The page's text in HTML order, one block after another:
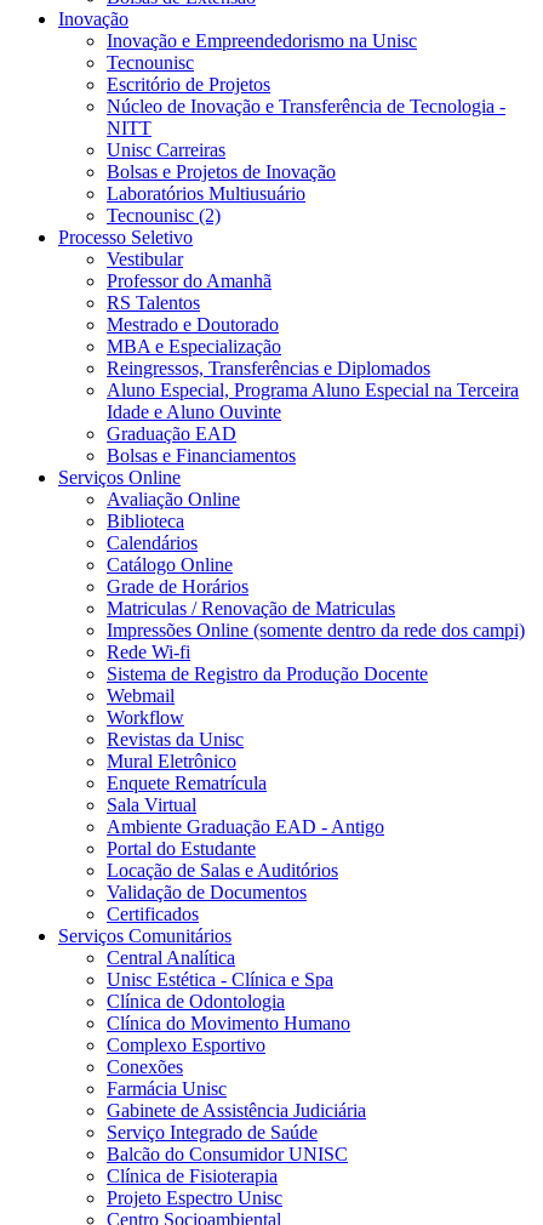
Inovação
Inovação e Empreendedorismo na Unisc
Tecnounisc
Escritório de Projetos
Núcleo de Inovação e Transferência de Tecnologia -
NITT
Unisc Carreiras
Bolsas e Projetos de Inovação
Laboratórios Multiusuário
Tecnounisc (2)
Processo Seletivo
Vestibular
Professor do Amanhã
RS Talentos
Mestrado e Doutorado
MBA e Especialização
Reingressos, Transferências e Diplomados
Aluno Especial, Programa Aluno Especial na Terceira
Idade e Aluno Ouvinte
Graduação EAD
Bolsas e Financiamentos
Serviços Online
Avaliação Online
Biblioteca
Calendários
Catálogo Online
Grade de Horários
Matriculas / Renovação de Matriculas
Impressões Online (somente dentro da rede dos campi)
Rede Wi-fi
Sistema de Registro da Produção Docente
Webmail
Workflow
Revistas da Unisc
Mural Eletrônico
Enquete Rematrícula
Sala Virtual
Ambiente Graduação EAD - Antigo
Portal do Estudante
Locação de Salas e Auditórios
Validação de Documentos
Certificados
Serviços Comunitários
Central Analítica
Unisc Estética - Clínica e Spa
Clínica de Odontologia
Clínica do Movimento Humano
Complexo Esportivo
Conexões
Farmácia Unisc
Gabinete de Assistência Judiciária
Serviço Integrado de Saúde
Balcão do Consumidor UNISC
Clínica de Fisioterapia
Projeto Espectro Unisc
Centro Socioambiental